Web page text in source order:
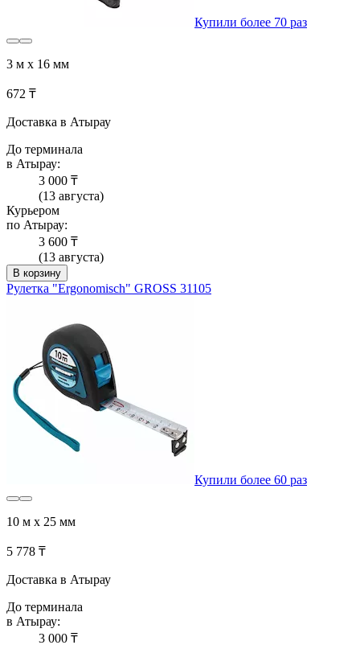
Купили более 70 раз
3 м х 16 мм
672 ₸
Доставка в Атырау
До терминала
в Атырау:
3 000 ₸
(13 августа)
Курьером
по Атырау:
3 600 ₸
(13 августа)
В корзину
Рулетка "Ergonomisch" GROSS 31105
Купили более 60 раз
10 м x 25 мм
5 778 ₸
Доставка в Атырау
До терминала
в Атырау:
3 000 ₸